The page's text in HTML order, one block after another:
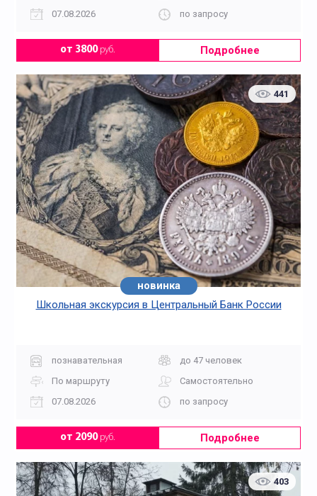
07.08.2026
по запросу
от 3800руб. Подробнее
441
новинка
Школьная экскурсия в Центральный Банк России
познавательная
до 47 человек
По маршруту
Самостоятельно
07.08.2026
по запросу
от 2090руб. Подробнее
403